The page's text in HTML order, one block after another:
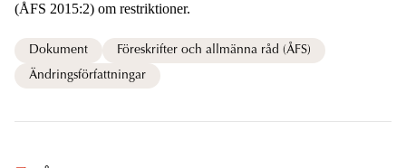
(ÅFS 2015:2) om restriktioner.
Dokument
Föreskrifter och allmänna råd (ÅFS)
Ändringsförfattningar